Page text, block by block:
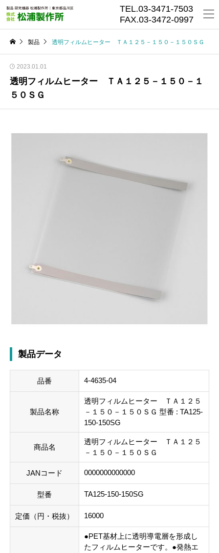
TEL.03-3471-7503
FAX.03-3472-0997
製品 透明フィルムヒーター ＴＡ１２５－１５０－１５０ＳＧ
2023.01.01
透明フィルムヒーター ＴＡ１２５－１５０－１
５０ＳＧ
製品データ
品番 4-4635-04
製品名称
透明フィルムヒーター ＴＡ１２５
－１５０－１５０ＳＧ 型番 : TA125-
150-150SG
商品名
透明フィルムヒーター ＴＡ１２５
－１５０－１５０ＳＧ
JANコード 0000000000000
型番 TA125-150-150SG
定価（円・税抜） 16000
●PET基材上に透明導電層を形成し
たフィルムヒーターです。●発熱エ